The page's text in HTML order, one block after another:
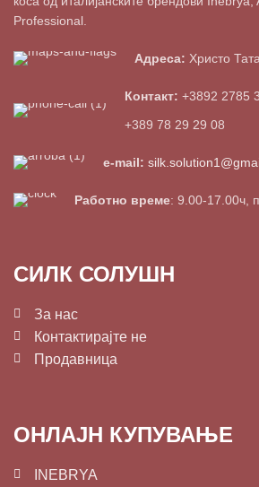
Professional.
Адреса: Христо
Контакт: +3892 2785
+389 78 29 29 08
e-mail:
Работно време: 9.00-17.00ч,
СИЛК СОЛУШН
За нас
Контактирајте не
Продавница
ОНЛАЈН КУПУВАЊЕ
INEBRYA